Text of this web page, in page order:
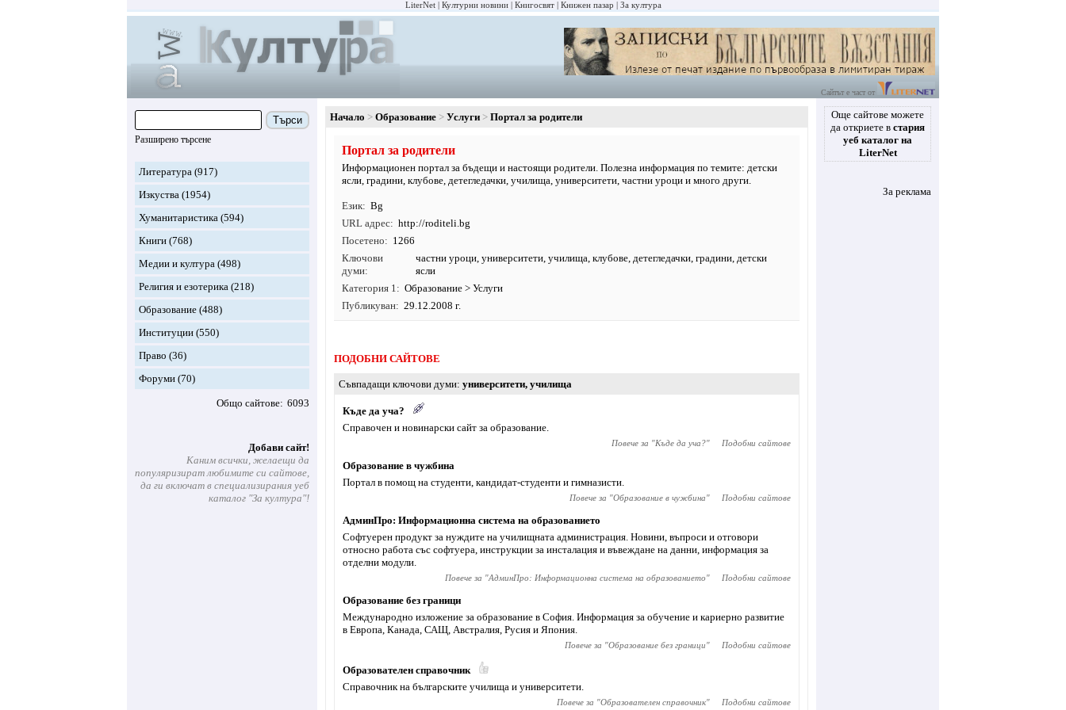
LiterNet Културни новини Книгосвят Книжен пазар За култура
Сайтът е част от
Търси
Разширено търсене
Литература (917)
Изкуства (1954)
Хуманитаристика (594)
Книги (768)
Медии и култура (498)
Религия и езотерика (218)
Образование (488)
Институции (550)
Право (36)
Форуми (70)
Общо сайтове 6093
Добави сайт!
Каним всички, желаещи да
популяризират любимите си сайтове,
да ги включат в специализирания уеб
каталог "За култура"!
Начало Образование Услуги Портал за родители
Портал за родители
Информационен портал за бъдещи и настоящи родители. Полезна информация по темите: детски
ясли, градини, клубове, детегледачки, училища, университети, частни уроци и много други.
Език
Bg
URL адрес
http://roditeli.bg
Посетено
1266
Ключови
думи
частни уроци,университети,училища,клубове, детегледачки, градини, детски
ясли
Категория 1
Образование > Услуги
Публикуван
29.12.2008 г.
ПОДОБНИ САЙТОВЕ
Съвпадащи ключови думи университети, училища
Къде да уча?
Справочен и новинарски сайт за образование.
Повече за "Къде да уча?" Подобни сайтове
Образование в чужбина
Портал в помощ на студенти, кандидат-студенти и гимназисти.
Повече за "Образование в чужбина" Подобни сайтове
АдминПро: Информационна система на образованието
Софтуерен продукт за нуждите на училищната администрация. Новини, въпроси и отговори
относно работа със софтуера, инструкции за инсталация и въвеждане на данни, информация за
отделни модули.
Повече за "АдминПро: Информационна система на образованието" Подобни сайтове
Образование без граници
Международно изложение за образование в София. Информация за обучение и кариерно развитие
в Европа, Канада, САЩ, Австралия, Русия и Япония.
Повече за "Образование без граници" Подобни сайтове
Образователен справочник
Справочник на българските училища и университети.
Повече за "Образователен справочник" Подобни сайтове
Още сайтове можете
да откриете в стария
уеб каталог на
LiterNet
За реклама